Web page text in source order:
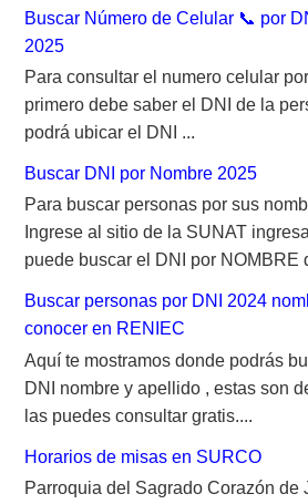
Buscar Número de Celular 📞 por
2025
Para consultar el numero celular
primero debe saber el DNI de la
podrá ubicar el DNI ...
Buscar DNI por Nombre 2025
Para buscar personas por sus
Ingrese al sitio de la SUNAT
puede buscar el DNI por NOMBRE
Buscar personas por DNI 2024
conocer en RENIEC
Aquí te mostramos donde podrás
DNI nombre y apellido , estas son
las puedes consultar gratis....
Horarios de misas en SURCO
Parroquia del Sagrado Corazón de